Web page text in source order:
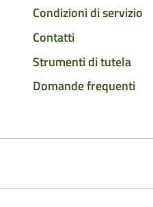
Condizioni di servizio
Contatti
Strumenti di tutela
Domande frequenti